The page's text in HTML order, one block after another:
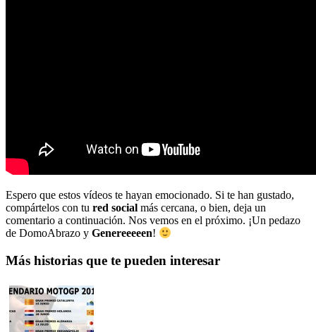
Espero que estos vídeos te hayan emocionado. Si te han gustado,
compártelos con tu red social más cercana, o bien, deja un
comentario a continuación. Nos vemos en el próximo. ¡Un pedazo
de DomoAbrazo y Genereeeeen!
Más historias que te pueden interesar